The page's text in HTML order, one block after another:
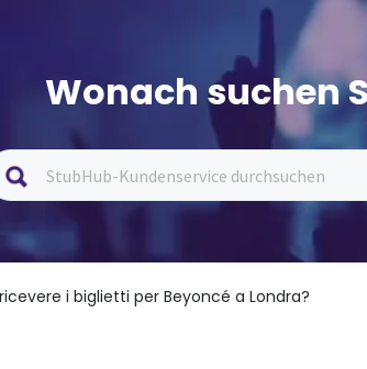
Wonach suchen
i biglietti per Beyoncé a Londra?